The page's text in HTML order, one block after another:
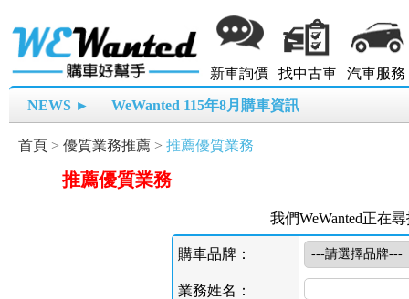
新車詢價 找中古車 汽車服務
NEWS ► WeWanted 115年8月購車資訊
首頁 > 優質業務推薦 > 推薦優質業務
推薦優質業務
我們WeWanted正在
購車品牌：
業務姓名：